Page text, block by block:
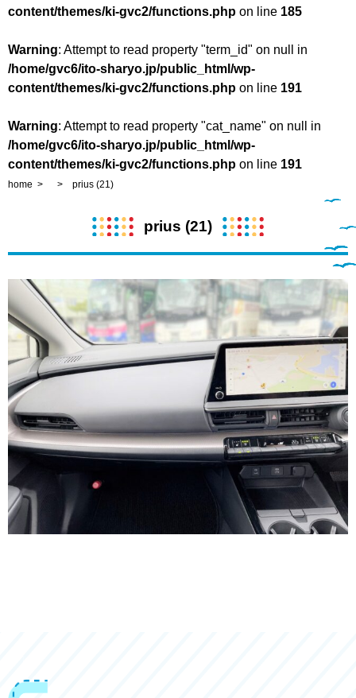
content/themes/ki-gvc2/functions.php on line 185
Warning: Attempt to read property "term_id" on null in
/home/gvc6/ito-sharyo.jp/public_html/wp-
content/themes/ki-gvc2/functions.php on line 191
Warning: Attempt to read property "cat_name" on null in
/home/gvc6/ito-sharyo.jp/public_html/wp-
content/themes/ki-gvc2/functions.php on line 191
home prius (21)
prius (21)